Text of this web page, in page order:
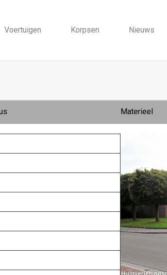
Voertuigen Korpsen Nieuws
Materieel